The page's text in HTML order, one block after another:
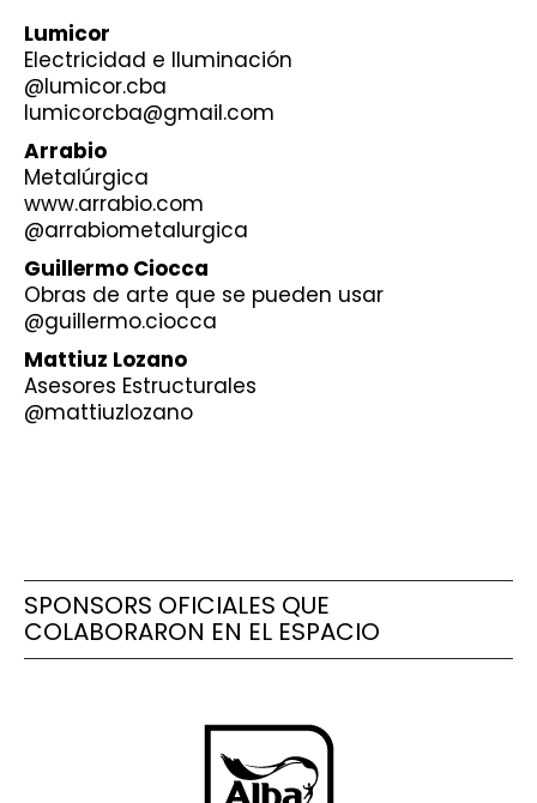
Lumicor
Electricidad e Iluminación
@lumicor.cba
lumicorcba@gmail.com
Arrabio
Metalúrgica
www.arrabio.com
@arrabiometalurgica
Guillermo Ciocca
Obras de arte que se pueden usar
@guillermo.ciocca
Mattiuz Lozano
Asesores Estructurales
@mattiuzlozano
SPONSORS OFICIALES QUE
COLABORARON EN EL ESPACIO